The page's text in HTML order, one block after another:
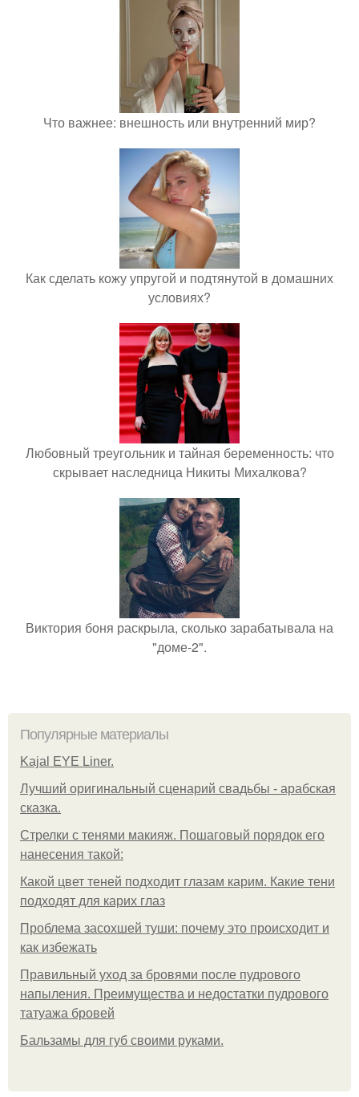
Что важнее: внешность или внутренний мир?
Как сделать кожу упругой и подтянутой в домашних
условиях?
Любовный треугольник и тайная беременность: что
скрывает наследница Никиты Михалкова?
Виктория боня раскрыла, сколько зарабатывала на
"доме-2".
Популярные материалы
Kajal EYE Liner.
Лучший оригинальный сценарий свадьбы - арабская
сказка.
Стрелки с тенями макияж. Пошаговый порядок его
нанесения такой:
Какой цвет теней подходит глазам карим. Какие тени
подходят для карих глаз
Проблема засохшей туши: почему это происходит и
как избежать
Правильный уход за бровями после пудрового
напыления. Преимущества и недостатки пудрового
татуажа бровей
Бальзамы для губ своими руками.